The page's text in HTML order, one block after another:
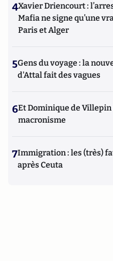
4Xavier Driencourt :
Mafia ne signe qu’une
Paris et Alger
5Gens du voyage : la
d'Attal fait des vagues
6Et Dominique de
macronisme
7Immigration : les (très)
après Ceuta